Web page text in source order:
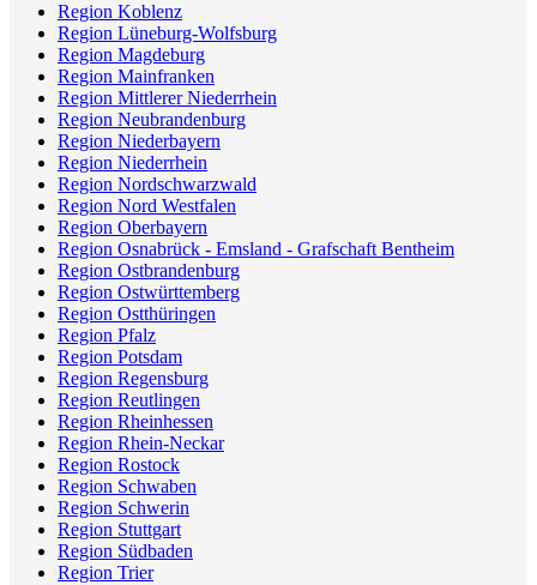
Region Koblenz
Region Lüneburg-Wolfsburg
Region Magdeburg
Region Mainfranken
Region Mittlerer Niederrhein
Region Neubrandenburg
Region Niederbayern
Region Niederrhein
Region Nordschwarzwald
Region Nord Westfalen
Region Oberbayern
Region Osnabrück - Emsland - Grafschaft Bentheim
Region Ostbrandenburg
Region Ostwürttemberg
Region Ostthüringen
Region Pfalz
Region Potsdam
Region Regensburg
Region Reutlingen
Region Rheinhessen
Region Rhein-Neckar
Region Rostock
Region Schwaben
Region Schwerin
Region Stuttgart
Region Südbaden
Region Trier